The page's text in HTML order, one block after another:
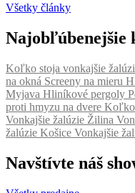
Všetky články
Najobľúbenejšie
Koľko stoja vonkajšie
na okná Screeny na mieru
Myjava Hliníkové pergoly
proti hmyzu na dvere Koľko
Vonkajšie žalúzie Žilina
žalúzie Košice Vonkajšie
Navštívte náš